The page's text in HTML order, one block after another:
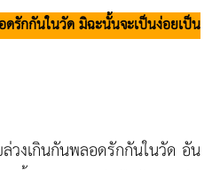
รักกันในวัด มิฉะนั้นจะเป็นง่อยเป็น
วงเกินกันพลอดรักกันในวัด อัน